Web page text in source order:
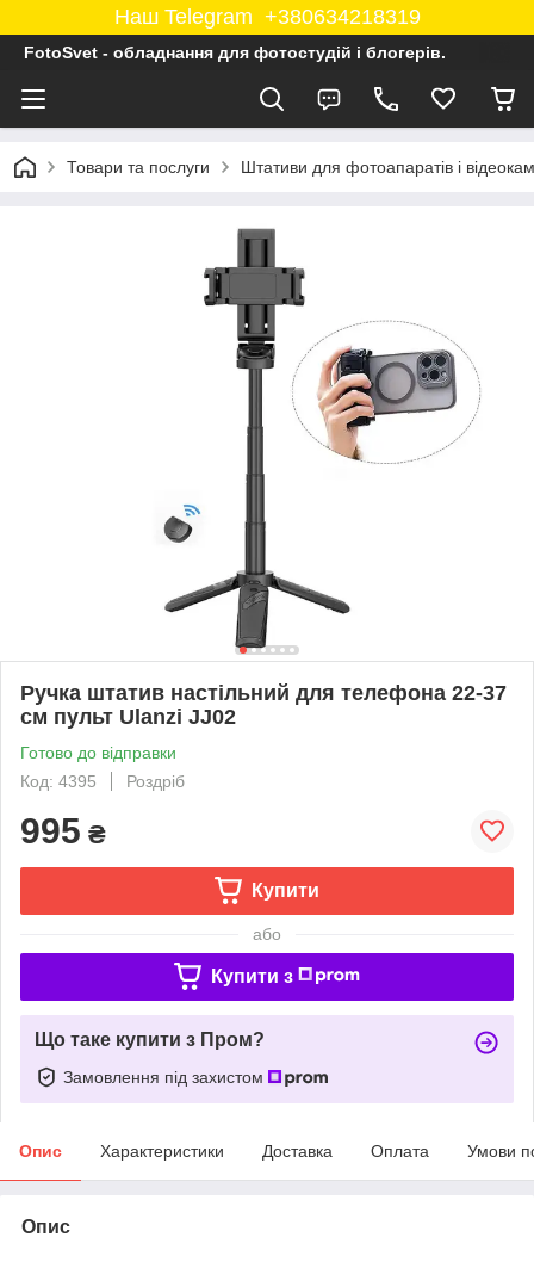
Наш Telegram +380634218319
FotoSvet - обладнання для фотостудій і блогерів.
Товари та послуги Штативи для фотоапаратів і
Ручка штатив настільний для телефона 22-37
см пульт Ulanzi JJ02
Готово до відправки
Код: 4395
Роздріб
995 ₴
Купити
або
Купити з
Що таке купити з Пром?
Замовлення під захистом
Опис Характеристики Доставка Оплата Умови
Опис